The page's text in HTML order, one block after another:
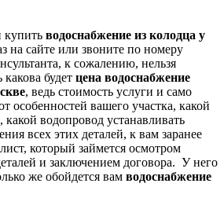
купить водоснабжение из колодца у
на сайте или звоните по номеру
к сожалению, нельзя
какова будет цена водоснабжение
, ведь стоимость услуги и само
особенностей вашего участка, какой
водопровод устанавливать
всех этих деталей, к вам заранее
который займется осмотром
и заключением договора. У него
же обойдется вам водоснабжение